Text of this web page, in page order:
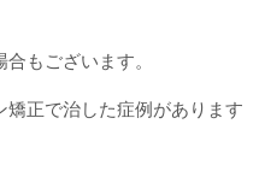
もございます。
正で治した症例があります